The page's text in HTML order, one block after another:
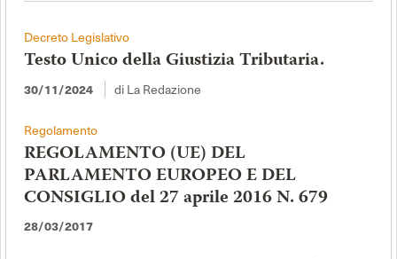
Decreto Legislativo
Testo Unico della Giustizia Tributaria.
30/11/2024 di La Redazione
Regolamento
REGOLAMENTO (UE) DEL
PARLAMENTO EUROPEO E DEL
CONSIGLIO del 27 aprile 2016 N. 679
28/03/2017